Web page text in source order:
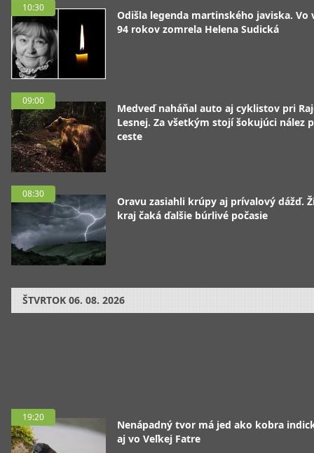
10:30
Odišla legenda martinského javiska. Vo
94 rokov zomrela Helena Sudická
09:00
Medveď naháňal auto aj cyklistov pri
Lesnej. Za všetkým stojí šokujúci nález
ceste
08:30
Oravu zasiahli krúpy aj prívalový dážď.
kraj čaká ďalšie búrlivé počasie
ŠTVRTOK 06. 08. 2026
19:20
Nenápadný tvor má jed ako kobra
aj vo Veľkej Fatre